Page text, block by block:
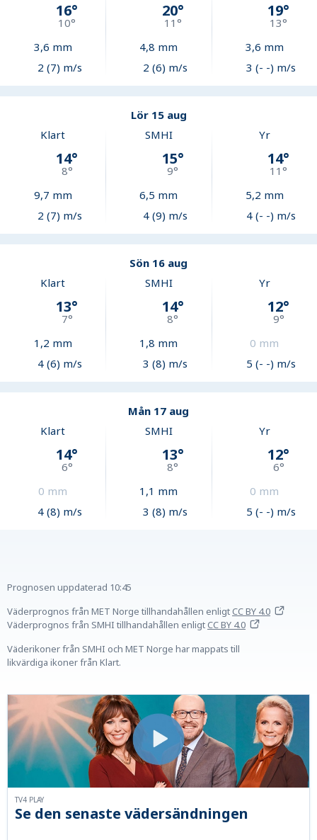
16°
10°
3,6 mm
2 (7) m/s
20°
11 °
4,8 mm
2 (6) m/s
19°
13°
3,6 mm
3 (- -) m/s
Lör 15 aug
Klart
14°
8°
9,7 mm
2 (7) m/s
SMHI
15°
9°
6,5 mm
4 (9) m/s
Yr
14°
11°
5,2 mm
4 (- -) m/s
Sön 16 aug
Klart
13°
7°
1,2 mm
4 (6) m/s
SMHI
14°
8°
1,8 mm
3 (8) m/s
Yr
12°
9°
0 mm
5 (- -) m/s
Mån 17 aug
Klart
14°
6°
0 mm
4 (8) m/s
SMHI
13°
8°
1,1 mm
3 (8) m/s
Yr
12°
6°
0 mm
5 (- -) m/s
Prognosen uppdaterad 10:45
Väderprognos från MET Norge tillhandahållen enligtCC BY 4.0
Väderprognos från SMHI tillhandahållen enligtCC BY 4.0
Väderikoner från SMHI och MET Norge har mappats till
likvärdiga ikoner från Klart.
Se den senaste vädersändningen
TV4 PLAY